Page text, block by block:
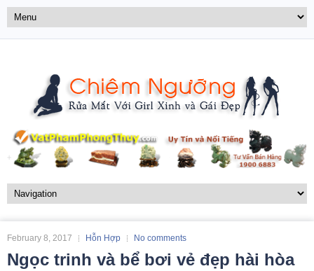
February 8, 2017 Hỗn Hợp No comments
Ngọc trinh và bể bơi vẻ đẹp hài hòa